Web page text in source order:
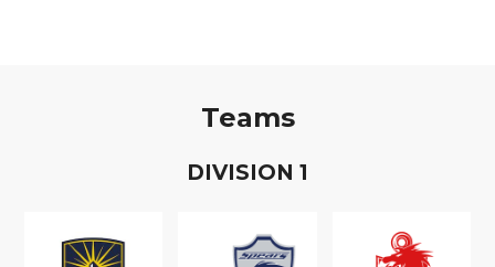
Teams
DIVISION 1